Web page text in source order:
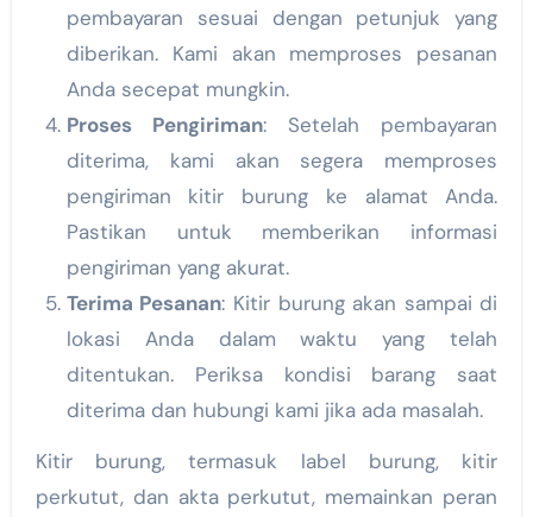
pembayaran sesuai dengan petunjuk yang
diberikan. Kami akan memproses pesanan
Anda secepat mungkin.
Proses Pengiriman: Setelah pembayaran
diterima, kami akan segera memproses
pengiriman kitir burung ke alamat Anda.
Pastikan untuk memberikan informasi
pengiriman yang akurat.
Terima Pesanan: Kitir burung akan sampai di
lokasi Anda dalam waktu yang telah
ditentukan. Periksa kondisi barang saat
diterima dan hubungi kami jika ada masalah.
Kitir burung, termasuk label burung, kitir
perkutut, dan akta perkutut, memainkan peran